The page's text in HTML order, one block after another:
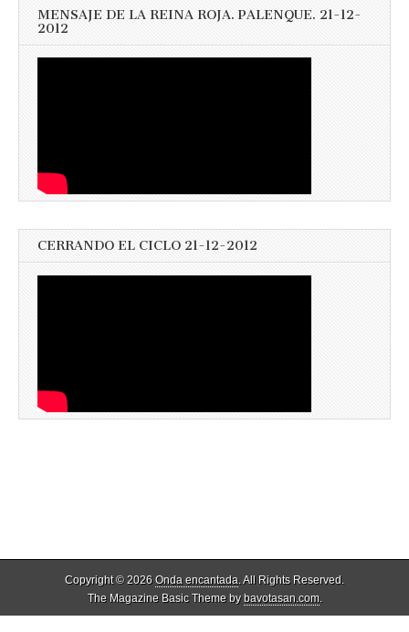
MENSAJE DE LA REINA ROJA. PALENQUE. 21-12-
2012
CERRANDO EL CICLO 21-12-2012
Copyright © 2026 Onda encantada. All Rights Reserved.
The Magazine Basic Theme bybavotasan.com.